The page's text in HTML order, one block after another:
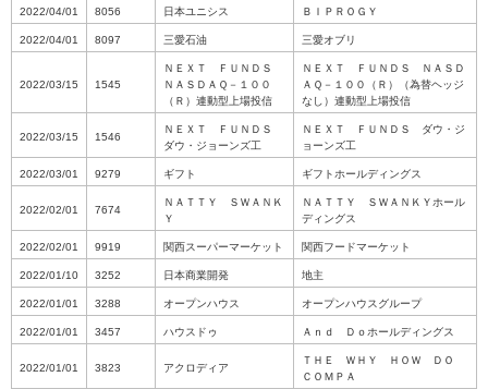
2022/04/01 8056 日本ユニシス ＢＩＰＲＯＧＹ
2022/04/01 8097 三愛石油 三愛オブリ
2022/03/15 1545
ＮＥＸＴ ＦＵＮＤＳ
ＮＡＳＤＡＱ－１００
（Ｒ）連動型上場投信
ＮＥＸＴ ＦＵＮＤＳ ＮＡＳＤ
ＡＱ－１００（Ｒ）（為替ヘッジ
なし）連動型上場投信
2022/03/15 1546
ＮＥＸＴ ＦＵＮＤＳ
ダウ・ジョーンズ工
ＮＥＸＴ ＦＵＮＤＳ ダウ・ジ
ョーンズ工
2022/03/01 9279 ギフト ギフトホールディングス
2022/02/01 7674
ＮＡＴＴＹ ＳＷＡＮＫ
Ｙ
ＮＡＴＴＹ ＳＷＡＮＫＹホール
ディングス
2022/02/01 9919 関西スーパーマーケット 関西フードマーケット
2022/01/10 3252 日本商業開発 地主
2022/01/01 3288 オープンハウス オープンハウスグループ
2022/01/01 3457 ハウスドゥ Ａｎｄ Ｄｏホールディングス
2022/01/01 3823 アクロディア
ＴＨＥ ＷＨＹ ＨＯＷ ＤＯ
ＣＯＭＰＡ